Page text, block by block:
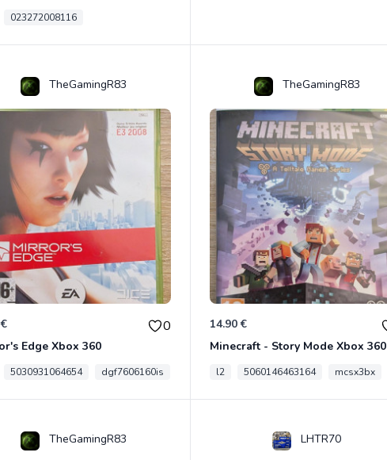
023272008116
TheGamingR83
0
Edge Xbox 360
5030931064654 dgf7606160is
TheGamingR83
14.90 €
Minecraft - Story Mode Xbox 360
l2 5060146463164 mcsx3bx
TheGamingR83 LHTR70